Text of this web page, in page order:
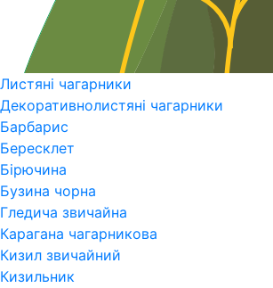
Листяні чагарники
Декоративнолистяні чагарники
Барбарис
Бересклет
Бірючина
Бузина чорна
Гледича звичайна
Карагана чагарникова
Кизил звичайний
Кизильник